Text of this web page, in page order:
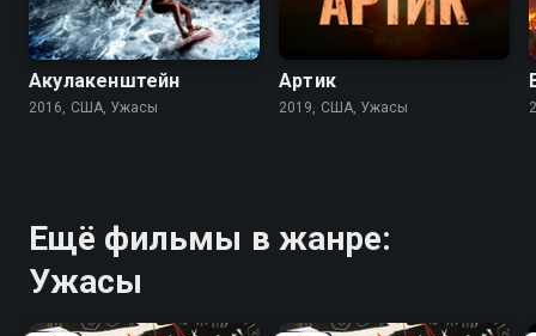
3.6 2.2
Акулакенштейн
2016, США, Ужасы
4.3
Артик
2019, США, Ужасы
Ещё фильмы в жанре:
Ужасы